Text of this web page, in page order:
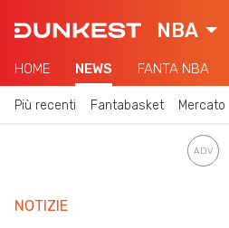
NBA
HOME NEWS FANTA NBA
Più recenti Fantabasket Mercato
NOTIZIE